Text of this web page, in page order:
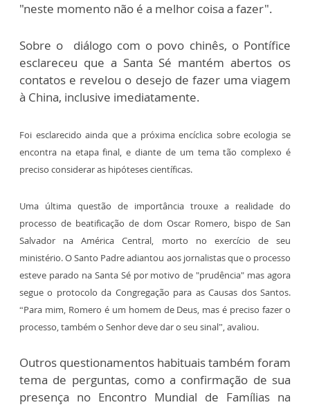
"neste momento não é a melhor coisa a fazer".
Sobre o diálogo com o povo chinês, o Pontífice
esclareceu que a Santa Sé mantém abertos os
contatos e revelou o desejo de fazer uma viagem
à China, inclusive imediatamente.
Foi esclarecido ainda que a próxima encíclica sobre ecologia se
encontra na etapa final, e diante de um tema tão complexo é
preciso considerar as hipóteses científicas.
Uma última questão de importância trouxe a realidade do
processo de beatificação de dom Oscar Romero, bispo de San
Salvador na América Central, morto no exercício de seu
ministério. O Santo Padre adiantou aos jornalistas que o processo
esteve parado na Santa Sé por motivo de "prudência" mas agora
segue o protocolo da Congregação para as Causas dos Santos.
“Para mim, Romero é um homem de Deus, mas é preciso fazer o
processo, também o Senhor deve dar o seu sinal”, avaliou.
Outros questionamentos habituais também foram
tema de perguntas, como a confirmação de sua
presença no Encontro Mundial de Famílias na